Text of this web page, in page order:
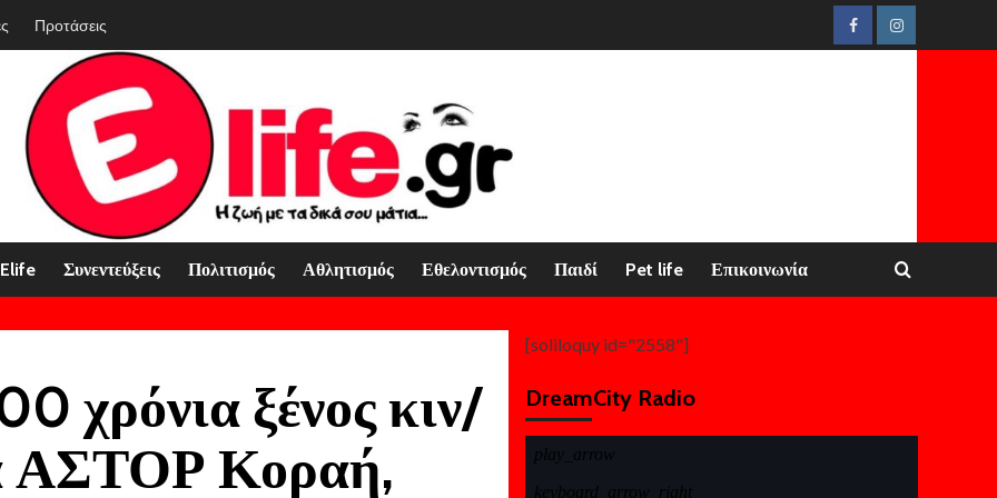
FacebookInstagram
Προτάσεις
Elife Συνεντεύξεις Πολιτισμός Αθλητισμός Εθελοντισμός Παιδί Pet life Επικοινωνία
χρόνια ξένος κιν/
ΑΣΤΟΡ Κοραή,
[soliloquy id="2558"]
DreamCity Radio